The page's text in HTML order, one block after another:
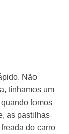
Não
tínhamos um
fomos
as pastilhas
do carro